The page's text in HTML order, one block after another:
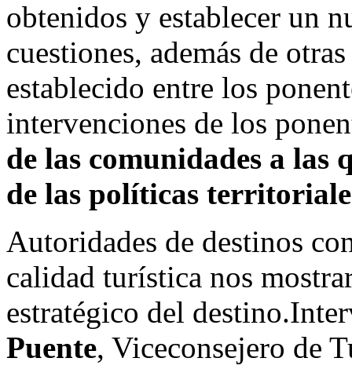
obtenidos y establecer un
cuestiones, además de
establecido entre los
intervenciones de los
de las comunidades a las
de las políticas
Autoridades de destinos
calidad turística nos
estratégico del
Puente, Viceconsejero de